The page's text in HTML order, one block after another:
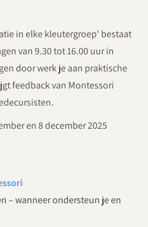
in elke kleutergroep' bestaat
van 9.30 tot 16.00 uur in
door werk je aan praktische
feedback van Montessori
en 8 december 2025
– wanneer ondersteun je en